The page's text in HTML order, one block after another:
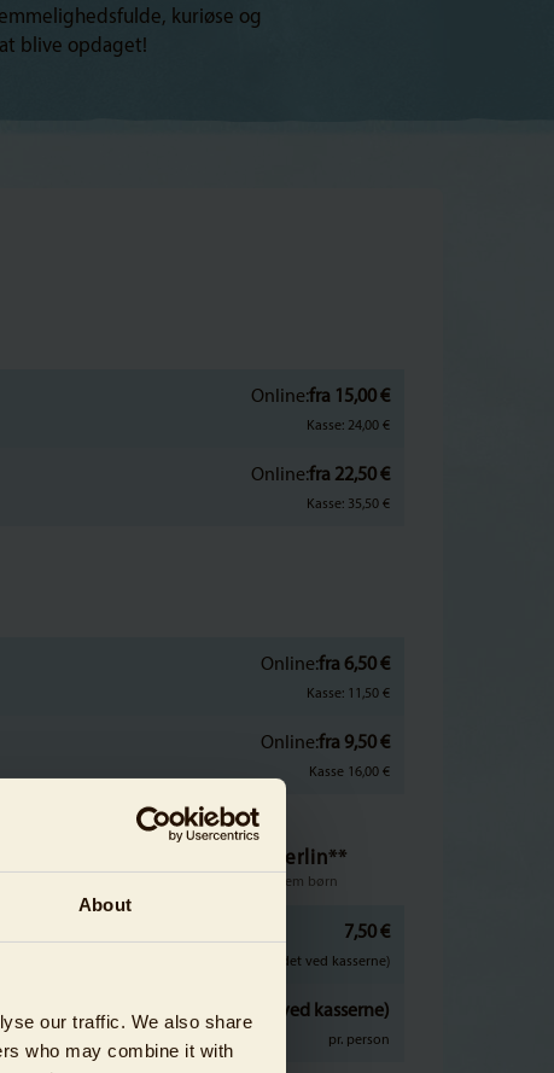
About
our traffic. We also share
who may combine it with
kuriøse og
blive opdaget!
Online:fra 15,00 €
Kasse: 24,00 €
Online:fra 22,50 €
Kasse: 35,50 €
Online:fra 6,50 €
Kasse: 11,50 €
Online:fra 9,50 €
Kasse 16,00 €
& fritidshjem uden for Berlin**
for skoler; ved variabel gruppestørrelse fra fem børn
7,50 €
(kun tilgængelig på stedet ved kasserne)
(kun tilgængelig på stedet ved kasserne)
pr. person